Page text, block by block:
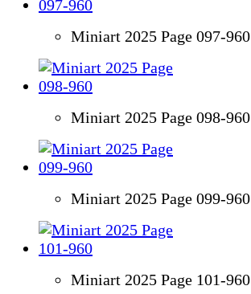
Miniart 2025 Page 097-960
Miniart 2025 Page 098-960
Miniart 2025 Page 099-960
Miniart 2025 Page 101-960